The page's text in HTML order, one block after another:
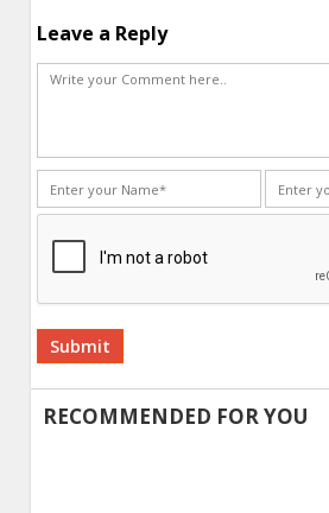
Leave a Reply
Alternative:
RECOMMENDED FOR YOU